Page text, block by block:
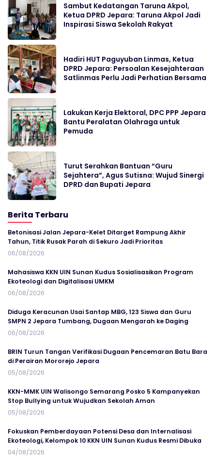
Sambut Kedatangan Taruna Akpol,
Ketua DPRD Jepara: Taruna Akpol Jadi
Inspirasi Siswa Sekolah Rakyat
Hadiri HUT Paguyuban Linmas, Ketua
DPRD Jepara: Persoalan Kesejahteraan
Satlinmas Perlu Jadi Perhatian Bersama
Lakukan Kerja Elektoral, DPC PPP Jepara
Bantu Peralatan Olahraga untuk
Pemuda
Turut Serahkan Bantuan “Guru
Sejahtera”, Agus Sutisna: Wujud Sinergi
DPRD dan Bupati Jepara
Berita Terbaru
Betonisasi Jalan Jepara-Kelet Ditarget Rampung Akhir
Tahun, Titik Rusak Parah di Sekuro Jadi Prioritas
06/08/2026
Mahasiswa KKN UIN Sunan Kudus Sosialisasikan Program
Ekoteologi dan Digitalisasi UMKM
06/08/2026
Diduga Keracunan Usai Santap MBG, 123 Siswa dan Guru
SMPN 2 Jepara Tumbang, Dugaan Mengarah ke Daging
06/08/2026
BRIN Turun Tangan Verifikasi Dugaan Pencemaran Batu Bara
di Perairan Mororejo Jepara
05/08/2026
KKN-MMK UIN Walisongo Semarang Posko 5 Kampanyekan
Stop Bullying untuk Wujudkan Sekolah Aman
05/08/2026
Fokuskan Pemberdayaan Potensi Desa dan Internalisasi
Ekoteologi, Kelompok 10 KKN UIN Sunan Kudus Resmi Dibuka
04/08/2026